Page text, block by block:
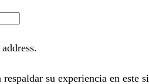
su experiencia en